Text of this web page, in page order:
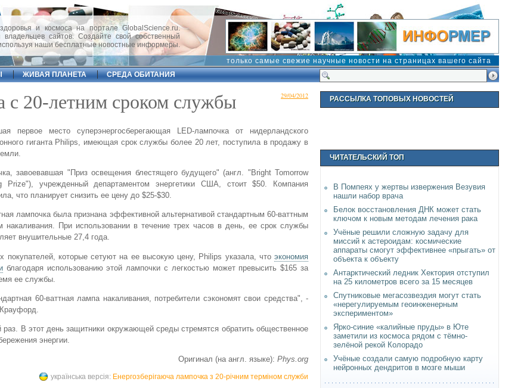
и космоса на портале GlobalScience.ru.
сайтов. Создайте свой собственный
наши бесплатные новостные информеры.
только самые свежие научные новости на страницах вашего сайта
ЖИВАЯ ПЛАНЕТА СРЕДА ОБИТАНИЯ
29/04/2012
с 20-летним сроком службы
первое место суперэнергосберегающая LED-лампочка от нидерландского
гиганта Philips, имеющая срок службы более 20 лет, поступила в продажу в
завоевавшая "Приз освещения блестящего будущего" (англ. "Bright Tomorrow
Prize"), учрежденный департаментом энергетики США, стоит $50. Компания
что планирует снизить ее цену до $25-$30.
лампочка была признана эффективной альтернативой стандартным 60-ваттным
накаливания. При использовании в течение трех часов в день, ее срок службы
внушительные 27,4 года.
покупателей, которые сетуют на ее высокую цену, Philips указала, что экономия
благодаря использованию этой лампочки с легкостью может превысить $165 за
ее службы.
60-ваттная лампа накаливания, потребители сэкономят свои средства", -
В этот день защитники окружающей среды стремятся обратить общественное
энергии.
Оригинал (на англ. языке): Phys.org
українська версія: Енергозберігаюча лампочка з 20-річним терміном служби
РАССЫЛКА ТОПОВЫХ НОВОСТЕЙ
ЧИТАТЕЛЬСКИЙ ТОП
В Помпеях у жертвы извержения Везувия
нашли набор врача
Белок восстановления ДНК может стать
ключом к новым методам лечения рака
Учёные решили сложную задачу для
миссий к астероидам: космические
аппараты смогут эффективнее «прыгать» от
объекта к объекту
Антарктический ледник Хектория отступил
на 25 километров всего за 15 месяцев
Спутниковые мегасозвездия могут стать
«нерегулируемым геоинженерным
экспериментом»
Ярко-синие «калийные пруды» в Юте
заметили из космоса рядом с тёмно-
зелёной рекой Колорадо
Учёные создали самую подробную карту
нейронных дендритов в мозге мыши